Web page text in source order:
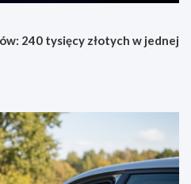
240 tysięcy złotych w jednej